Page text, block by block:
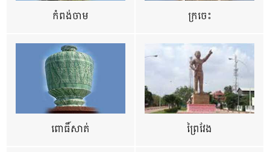
កំពង់ចាម ក្រចេះ
ពោធិ៍សាត់ ព្រៃវែង